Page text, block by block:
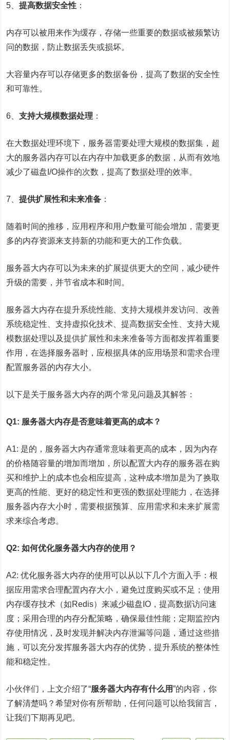
5、提高数据安全性 ：
内存可以被用来作为缓存，存储一些重要的数据或被频繁访
问的数据，防止数据丢失或损坏。
大容量内存可以存储更多的数据备份，提高了数据的安全性
和可靠性。
6、支持大规模数据处理 ：
在大数据处理环境下，服务器需要处理大规模的数据集，超
大的服务器内存可以在内存中加载更多的数据，从而有效地
减少了磁盘I/O操作的次数，提高了数据处理的效率。
7、提供扩展性和未来准备 ：
随着时间的推移，应用程序和用户数量可能会增加，需要更
多的内存资源来支持新的功能和更大的工作负载。
服务器大内存可以为未来的扩展提供更大的空间，减少硬件
升级的需要，并节省成本和时间。
服务器大内存在提升系统性能、支持大规模并发访问、改善
系统稳定性、支持虚拟化技术、提高数据安全性、支持大规
模数据处理以及提供扩展性和未来准备等方面都发挥着重要
作用，在选择服务器时，应根据具体的应用场景和需求合理
配置服务器的内存大小。
以下是关于服务器大内存的两个常见问题及其解答：
Q1: 服务器大内存是否意味着更高的成本？
A1: 是的，服务器大内存通常意味着更高的成本，因为内存
的价格随容量的增加而增加，所以配置大内存的服务器在购
买和维护上的成本也会相应提高，这种成本增加是为了换取
更高的性能、更好的稳定性和更强的数据处理能力，在选择
服务器内存大小时，需要根据预算、应用需求和未来扩展需
求来综合考虑。
Q2: 如何优化服务器大内存的使用？
A2: 优化服务器大内存的使用可以从以下几个方面入手：根
据应用需求合理配置内存大小，避免过度购买或不足；使用
内存缓存技术（如Redis）来减少磁盘IO，提高数据访问速
度；采用合理的内存分配策略，确保最佳性能；定期监控内
存使用情况，及时发现并解决内存泄漏等问题，通过这些措
施，可以充分发挥服务器大内存的优势，提升系统的整体性
能和稳定性。
小伙伴们，上文介绍了“服务器大内存有什么用”的内容，你
了解清楚吗？希望对你有所帮助，任何问题可以给我留言，
让我们下期再见吧。